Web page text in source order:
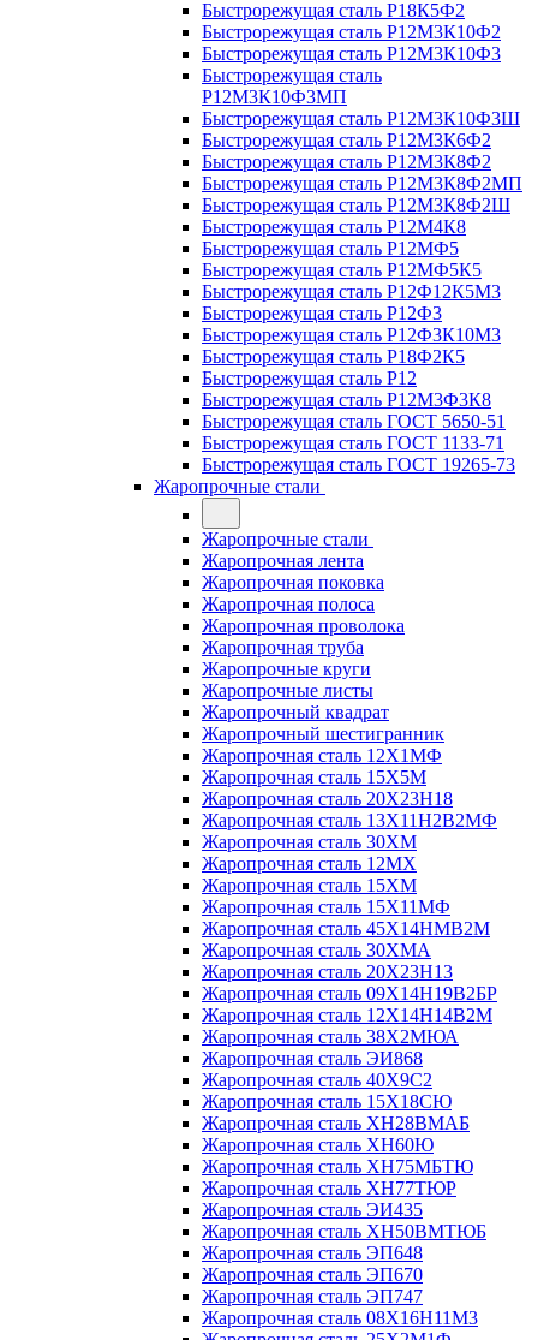
Быстрорежущая сталь Р18К5Ф2
Быстрорежущая сталь Р12М3К10Ф2
Быстрорежущая сталь Р12М3К10Ф3
Быстрорежущая сталь
Р12М3К10Ф3МП
Быстрорежущая сталь Р12М3К10Ф3Ш
Быстрорежущая сталь Р12М3К6Ф2
Быстрорежущая сталь Р12М3К8Ф2
Быстрорежущая сталь Р12М3К8Ф2МП
Быстрорежущая сталь Р12М3К8Ф2Ш
Быстрорежущая сталь Р12М4К8
Быстрорежущая сталь Р12МФ5
Быстрорежущая сталь Р12МФ5К5
Быстрорежущая сталь Р12Ф12К5М3
Быстрорежущая сталь Р12Ф3
Быстрорежущая сталь Р12Ф3К10М3
Быстрорежущая сталь Р18Ф2К5
Быстрорежущая сталь Р12
Быстрорежущая сталь Р12М3Ф3К8
Быстрорежущая сталь ГОСТ 5650-51
Быстрорежущая сталь ГОСТ 1133-71
Быстрорежущая сталь ГОСТ 19265-73
Жаропрочные стали
Жаропрочные стали
Жаропрочная лента
Жаропрочная поковка
Жаропрочная полоса
Жаропрочная проволока
Жаропрочная труба
Жаропрочные круги
Жаропрочные листы
Жаропрочный квадрат
Жаропрочный шестигранник
Жаропрочная сталь 12Х1МФ
Жаропрочная сталь 15Х5М
Жаропрочная сталь 20Х23Н18
Жаропрочная сталь 13Х11Н2В2МФ
Жаропрочная сталь 30ХМ
Жаропрочная сталь 12МХ
Жаропрочная сталь 15ХМ
Жаропрочная сталь 15Х11МФ
Жаропрочная сталь 45Х14НМВ2М
Жаропрочная сталь 30ХМА
Жаропрочная сталь 20Х23Н13
Жаропрочная сталь 09Х14Н19В2БР
Жаропрочная сталь 12Х14Н14В2М
Жаропрочная сталь 38Х2МЮА
Жаропрочная сталь ЭИ868
Жаропрочная сталь 40Х9С2
Жаропрочная сталь 15Х18СЮ
Жаропрочная сталь ХН28ВМАБ
Жаропрочная сталь ХН60Ю
Жаропрочная сталь ХН75МБТЮ
Жаропрочная сталь ХН77ТЮР
Жаропрочная сталь ЭИ435
Жаропрочная сталь ХН50ВМТЮБ
Жаропрочная сталь ЭП648
Жаропрочная сталь ЭП670
Жаропрочная сталь ЭП747
Жаропрочная сталь 08Х16Н11М3